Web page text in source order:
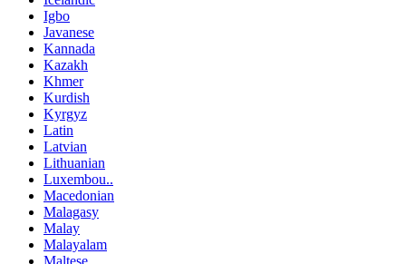
Igbo
Javanese
Kannada
Kazakh
Khmer
Kurdish
Kyrgyz
Latin
Latvian
Lithuanian
Luxembou..
Macedonian
Malagasy
Malay
Malayalam
Maltese